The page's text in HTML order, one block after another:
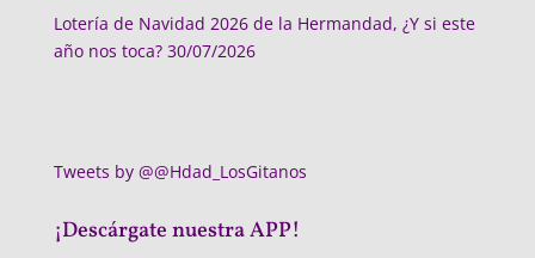
Lotería de Navidad 2026 de la Hermandad, ¿Y si este
año nos toca? 30/07/2026
Tweets by @@Hdad_LosGitanos
¡Descárgate nuestra APP!